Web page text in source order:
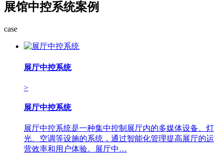
展馆中控系统案例
case
展厅中控系统
>
展厅中控系统
展厅中控系统是一种集中控制展厅内的多媒体设备、灯
光、空调等设施的系统，通过智能化管理提高展厅的运
营效率和用户体验。展厅中…